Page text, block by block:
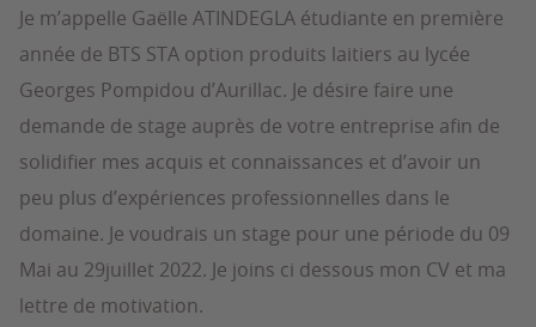
Je m’appelle Gaëlle ATINDEGLA étudiante en première
année de BTS STA option produits laitiers au lycée
Georges Pompidou d’Aurillac. Je désire faire une
demande de stage auprès de votre entreprise afin de
solidifier mes acquis et connaissances et d’avoir un
peu plus d’expériences professionnelles dans le
domaine. Je voudrais un stage pour une période du 09
Mai au 29juillet 2022. Je joins ci dessous mon CV et ma
lettre de motivation.